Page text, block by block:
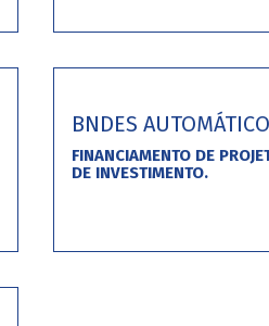
BNDES AUTOMÁTICO
FINANCIAMENTO DE
DE INVESTIMENTO.